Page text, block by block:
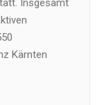
Kärnten